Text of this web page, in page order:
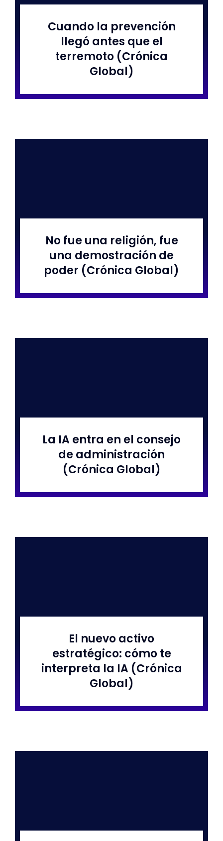
Cuando la prevención
llegó antes que el
terremoto (Crónica
Global)
No fue una religión, fue
una demostración de
poder (Crónica Global)
La IA entra en el consejo
de administración
(Crónica Global)
El nuevo activo
estratégico: cómo te
interpreta la IA (Crónica
Global)